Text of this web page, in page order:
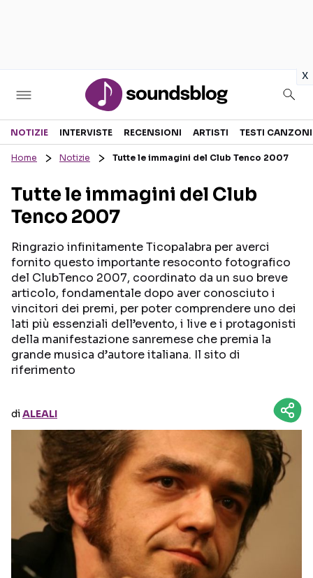
x
Sezioni
RECENSIONI MUSICALI
INTERVISTE
GOSSIP E CURIOSITÀ
TESTI CANZONI
TALENT SHOW
Seguici sui social
NOTIZIE INTERVISTE RECENSIONI ARTISTI TESTI CANZONI
Home Notizie Tutte le immagini del Club Tenco 2007
Tutte le immagini del Club
Tenco 2007
Ringrazio infinitamente Ticopalabra per averci
fornito questo importante resoconto fotografico
del ClubTenco 2007, coordinato da un suo breve
articolo, fondamentale dopo aver conosciuto i
vincitori dei premi, per poter comprendere uno dei
lati più essenziali dell’evento, i live e i protagonisti
della manifestazione sanremese che premia la
grande musica d’autore italiana. Il sito di
riferimento
diALEALI